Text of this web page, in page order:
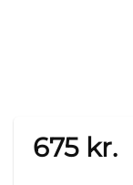
675 kr.